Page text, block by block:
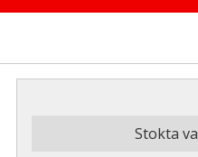
Stokta